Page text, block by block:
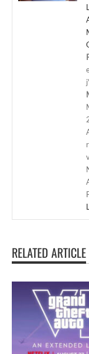
RELATED ARTICLE